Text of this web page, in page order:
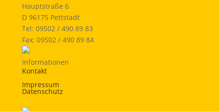
Hauptstraße 6
D 96175 Pettstadt
Tel: 09502 / 490 89 83
Fax: 09502 / 490 89 84
Informationen
Kontakt
Impressum
Datenschutz